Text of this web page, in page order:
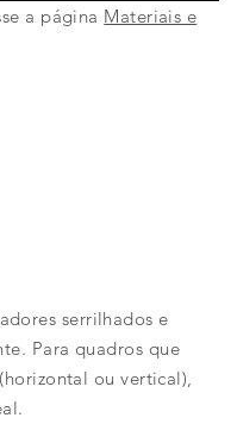
a página Materiais e
serrilhados e
Para quadros que
ou vertical),